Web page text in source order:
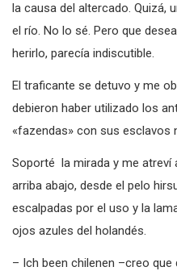
la causa del altercado. Quizá,
el río. No lo sé. Pero que
herirlo, parecía indiscutible.
El traficante se detuvo y me
debieron haber utilizado los
«fazendas» con sus esclavos
Soporté la mirada y me atreví
arriba abajo, desde el pelo
escalpadas por el uso y la
ojos azules del holandés.
– Ich been chilenen –creo que